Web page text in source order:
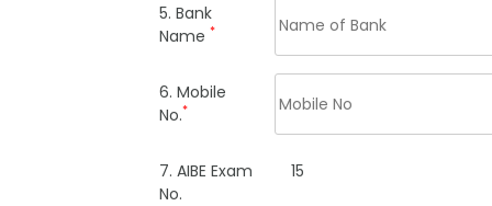
5. Bank
Name *
6. Mobile
No.*
7. AIBE Exam
No.
15